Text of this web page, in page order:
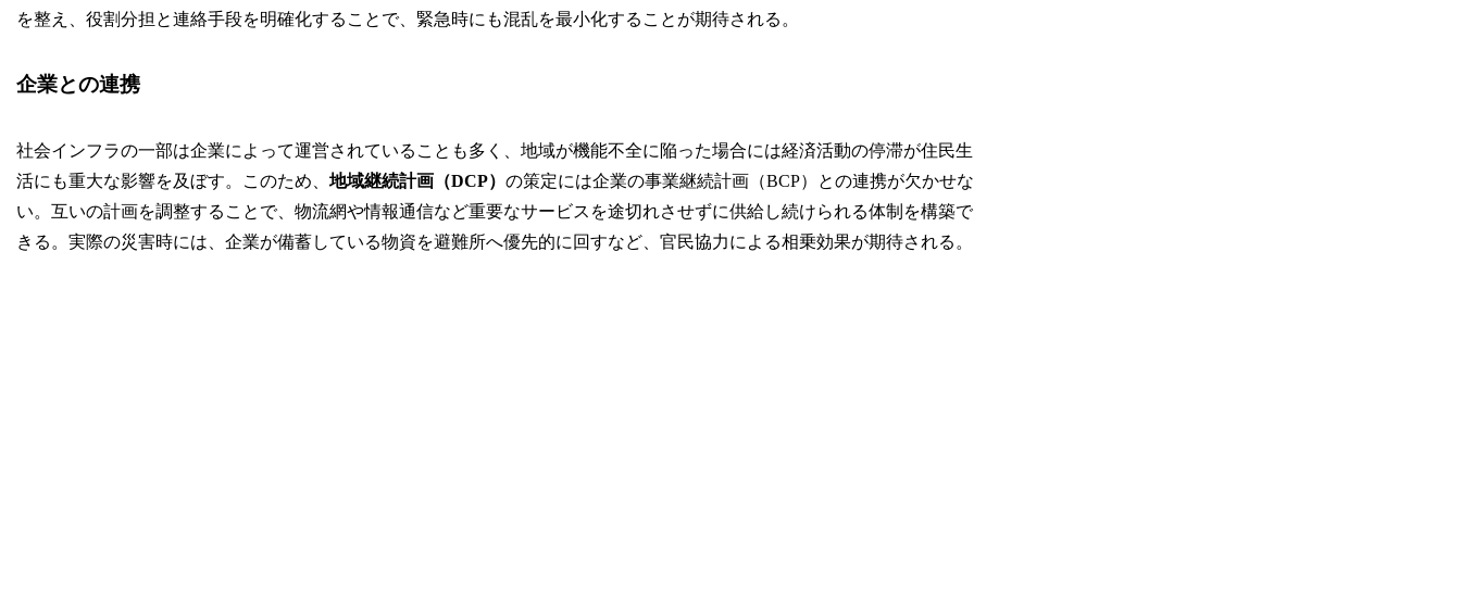
を整え、役割分担と連絡手段を明確化することで、緊急時にも混乱を最小化することが期待される。
企業との連携
社会インフラの一部は企業によって運営されていることも多く、地域が機能不全に陥った場合には経済活動の停滞が住民生
活にも重大な影響を及ぼす。このため、 地域継続計画（DCP） の策定には企業の事業継続計画（BCP）との連携が欠かせな
い。互いの計画を調整することで、物流網や情報通信など重要なサービスを途切れさせずに供給し続けられる体制を構築で
きる。実際の災害時には、企業が備蓄している物資を避難所へ優先的に回すなど、官民協力による相乗効果が期待される。